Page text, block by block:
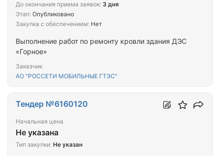
Выполнение работ по ремонту кровли здания ДЭС
«Горное»
Заказчик
АО "РОССЕТИ МОБИЛЬНЫЕ ГТЭС"
До окончания приема заявок: 3 дня
Этап: Опубликовано
Закупка с обеспечением: Нет
Тендер №6160120
Начальная цена
Не указана
Тип закупки: Не указан